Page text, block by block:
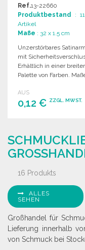
Ref.13-22660
Produktbestand :
Artikel
Maße : 32 x 1.5 cm
Unzerstörbares
mit
Erhältlich in einer
Palette von Farben.
AUS
0,12 € ZZGL. MWST.
Angebot anfordern
16 Produkts
ALLES
SEHEN
Großhandel für
Lieferung innerhalb
von Schmuck bei